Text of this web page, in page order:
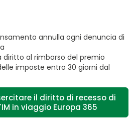
annulla ogni denuncia di
al rimborso del premio
imposte entro 30 giorni dal
il diritto di recesso di
in viaggio Europa 365